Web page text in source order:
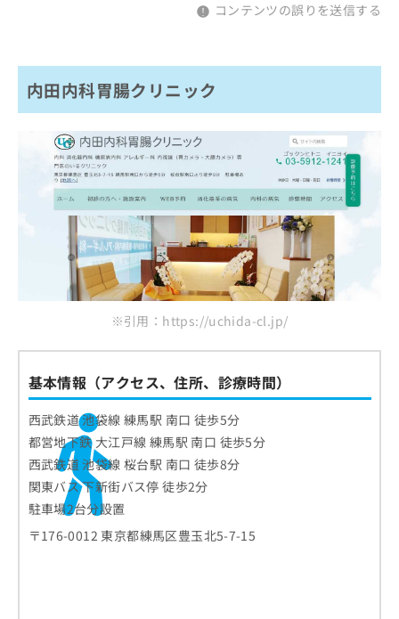
コンテンツの誤りを送信する
内田内科胃腸クリニック
※引用：https://uchida-cl.jp/
基本情報（アクセス、住所、診療時間）
西武鉄道 池袋線 練馬駅 南口 徒歩5分
都営地下鉄 大江戸線 練馬駅 南口 徒歩5分
西武鉄道 池袋線 桜台駅 南口 徒歩8分
関東バス 下新街バス停 徒歩2分
駐車場2台分設置
〒176-0012 東京都練馬区豊玉北5-7-15